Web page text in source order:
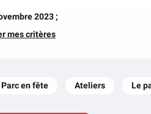
2023 ;
mes critères
Parc en fête Ateliers Le